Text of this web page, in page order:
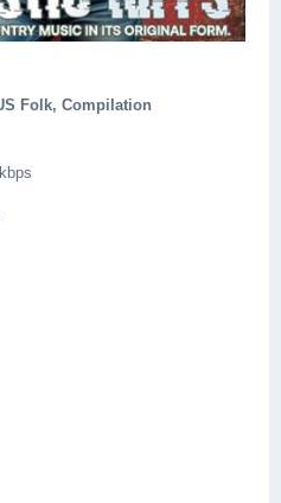
Folk, Compilation